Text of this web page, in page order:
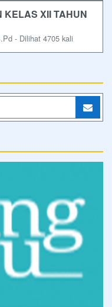
KELAS XII TAHUN
- Dilihat 4705 kali